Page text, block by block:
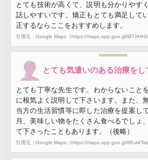
とても技術が高くて、説明も分かりやす
話しやすいです。矯正もとても満足して
正するならここをおすすめします。
引用元：Google Maps（https://maps.app.goo.gl/
とても気遣いのある治療をし
とても丁寧な先生です。わからないこと
に根気よく説明して下さいます。また、
当方の生活習慣等に即した治療を提案し
月、美味しい物をたくさん食べるでしょ
て下さったこともあります。（後略）
引用元：Google Maps（https://maps.app.goo.gl/